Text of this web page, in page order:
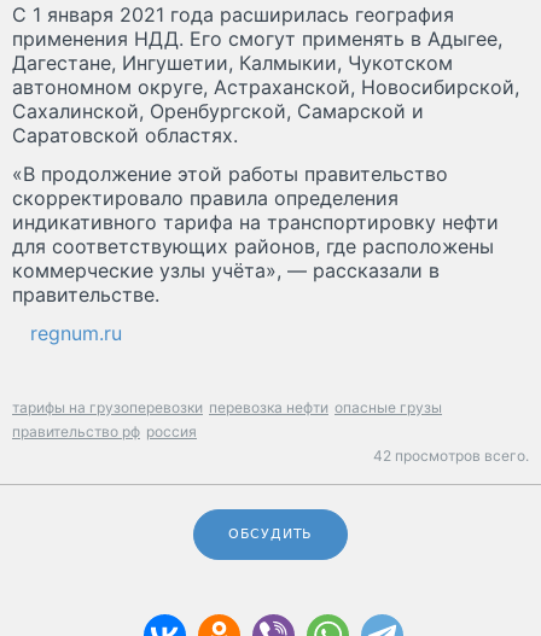
С 1 января 2021 года расширилась география
применения НДД. Его смогут применять в Адыгее,
Дагестане, Ингушетии, Калмыкии, Чукотском
автономном округе, Астраханской, Новосибирской,
Сахалинской, Оренбургской, Самарской и
Саратовской областях.
«В продолжение этой работы правительство
скорректировало правила определения
индикативного тарифа на транспортировку нефти
для соответствующих районов, где расположены
коммерческие узлы учёта», — рассказали в
правительстве.
regnum.ru
тарифы на грузоперевозки перевозка нефти опасные грузы
правительство рф россия
42 просмотров всего.
ОБСУДИТЬ